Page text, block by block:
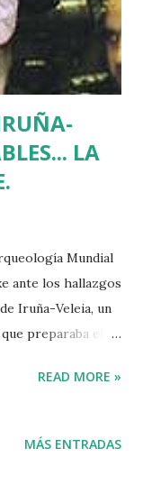
al reto con
. Siendo
de poner en
LA
Mundial
ante los hallazgos
Iruña-Veleia, un
preparaba el
sonrojante RIP en
vascuence y el
READ MORE »
MÁS ENTRADAS